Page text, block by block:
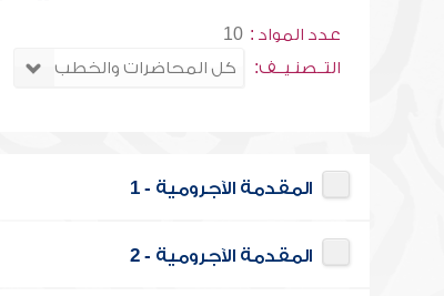
عدد المواد : 10
التــصنـيــف:
المقدمة الآجرومية - 1
المقدمة الآجرومية - 2